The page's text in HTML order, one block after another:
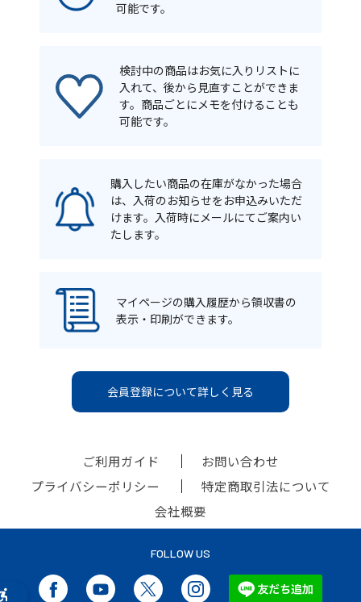
可能です。
検討中の商品はお気に入りリストに
入れて、後から見直すことができま
す。商品ごとにメモを付けることも
可能です。
購入したい商品の在庫がなかった場合
は、入荷のお知らせをお申込みいただ
けます。入荷時にメールにてご案内い
たします。
マイページの購入履歴から領収書の
表示・印刷ができます。
会員登録について詳しく見る
ご利用ガイド
お問い合わせ
プライバシーポリシー
特定商取引法について
会社概要
FOLLOW US